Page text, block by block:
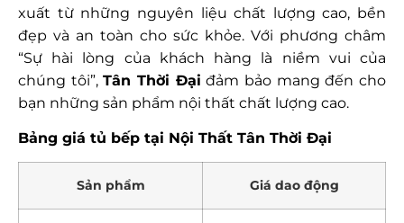
xuất từ những nguyên liệu chất lượng cao, bền
đẹp và an toàn cho sức khỏe. Với phương châm
“Sự hài lòng của khách hàng là niềm vui của
chúng tôi”,Tân Thời Đại đảm bảo mang đến cho
bạn những sản phẩm nội thất chất lượng cao.
Bảng giá tủ bếp tại Nội Thất Tân Thời Đại
Sản phẩm Giá dao động